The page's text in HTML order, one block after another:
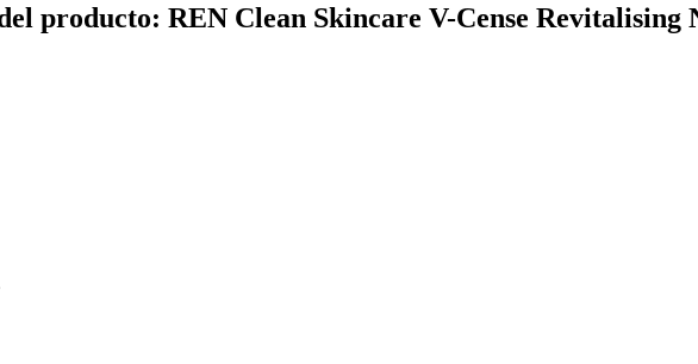
producto: REN Clean Skincare V-Cense Revitalising